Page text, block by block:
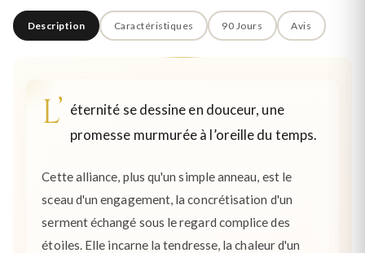
Description Caractéristiques 90 Jours Avis
L’ éternité se dessine en douceur, une
promesse murmurée à l’oreille du temps.
Cette alliance, plus qu'un simple anneau, est le
sceau d'un engagement, la concrétisation d'un
serment échangé sous le regard complice des
étoiles. Elle incarne la tendresse, la chaleur d'un